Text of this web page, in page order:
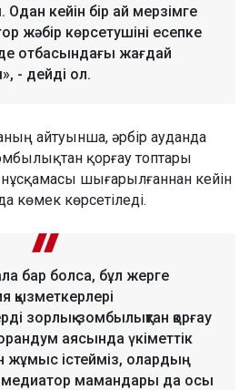
кейін бір ай мерзімге
жәбір көрсетушіні есепке
отбасындағы жағдай
- дейді ол.
айтуынша, әрбір ауданда
қорғау топтары
нұсқамасы шығарылғаннан кейін
көмек көрсетіледі.
бар болса, бұл жерге
қызметкерлері
зорлық-зомбылықтан қорғау
аясында үкіметтік
істейміз, олардың
медиатор мамандары да осы